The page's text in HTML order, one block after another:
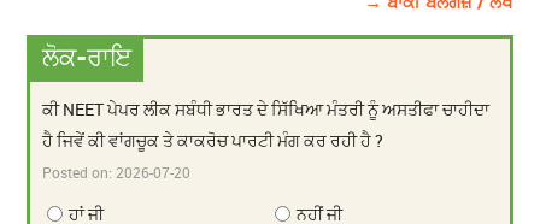
ਲੋਕ-ਰਾਇ
ਕੀ NEET ਪੇਪਰ ਲੀਕ ਸਬੰਧੀ ਭਾਰਤ ਦੇ ਸਿੱਖਿਆ ਮੰਤਰੀ ਨੂੰ ਅਸਤੀਫਾ ਚਾਹੀਦਾ
ਹੈ ਜਿਵੇਂ ਕੀ ਵਾਂਗਚੂਕ ਤੇ ਕਾਕਰੋਚ ਪਾਰਟੀ ਮੰਗ ਕਰ ਰਹੀ ਹੈ ?
Posted on:2026-07-20
ਹਾਂ ਜੀ ਨਹੀਂ ਜੀ